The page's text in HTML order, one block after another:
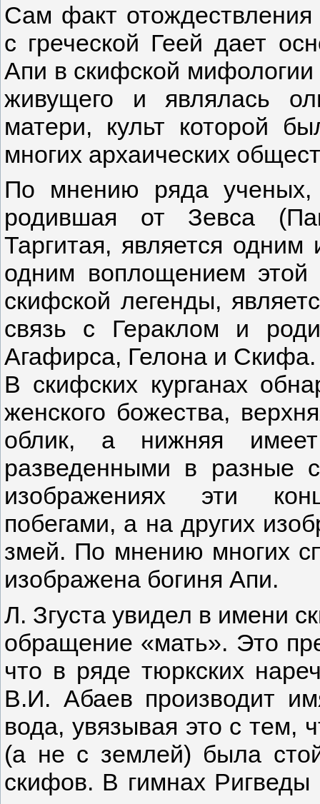
Сам факт
с греческой Геей дает
Апи в скифской мифологии
живущего и являлась
матери, культ которой
многих архаических
По мнению ряда
родившая от Зевса
Таргитая, является
одним воплощением этой
скифской легенды,
связь с Гераклом и
Агафирса, Гелона и Скифа.
В скифских курганах
женского божества,
облик, а нижняя
разведенными в разные
изображениях эти
побегами, а на других
змей. По мнению многих
изображена богиня Апи.
Л. Згуста увидел в имени
обращение «мать». Это
что в ряде тюркских
В.И. Абаев производит
вода, увязывая это с тем,
(а не с землей) была
скифов. В гимнах